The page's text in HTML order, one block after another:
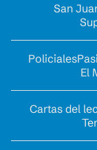
San
Policiales
El
Cartas del